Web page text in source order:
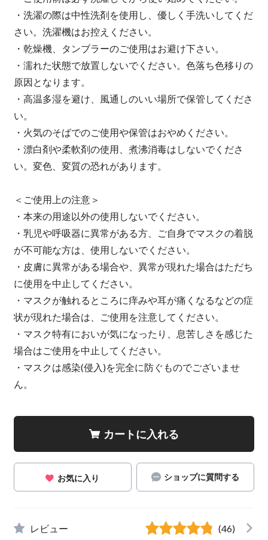
・洗濯の際は中性洗剤を使用し、優しく手洗いしてくだ
さい。洗濯機はお控えください。
・乾燥機、タンブラーのご使用はお避け下さい。
・濡れた状態で放置しないでください。色落ち色移りの
原因となります。
・高温多湿を避け、風通しのいい場所で保管してくださ
い。
・火気のそばでのご使用や保管はおやめください。
・漂白剤や柔軟剤の使用、煮沸消毒はしないでくださ
い。変色、変質の恐れがあります。
＜ご使用上の注意＞
・本来の用途以外の使用しないでください。
・乳児や呼吸器に異常がある方、ご自身でマスクの着脱
が不可能な方は、使用しないでください。
・皮膚に異常がある場合や、異常が現れた場合はただち
に使用を中止してください。
・マスクが触れるところに痒みや耳が痛くなるなどの症
状が現れた場合は、ご使用を注意してください。
・マスク特有においが気になったり、息苦しさを感じた
場合はご使用を中止してください。
・マスクは感染(侵入)を完全に防ぐものでございませ
ん。
カートに入れる
お気に入り ショップに質問する
レビュー (46)